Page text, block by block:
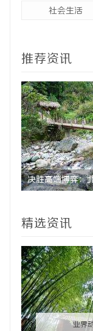
社会生活
推荐资讯
决胜高端博弈：
精选资讯
业界